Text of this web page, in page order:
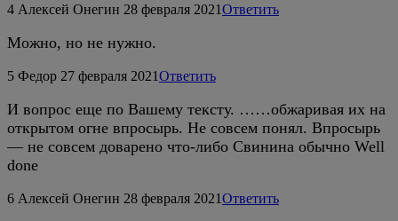
4 Алексей Онегин 28 февраля 2021Ответить
Можно, но не нужно.
5 Федор 27 февраля 2021Ответить
И вопрос еще по Вашему тексту. ……обжаривая их на
открытом огне впросырь. Не совсем понял. Впросырь
— не совсем доварено что-либо Свинина обычно Well
done
6 Алексей Онегин 28 февраля 2021Ответить